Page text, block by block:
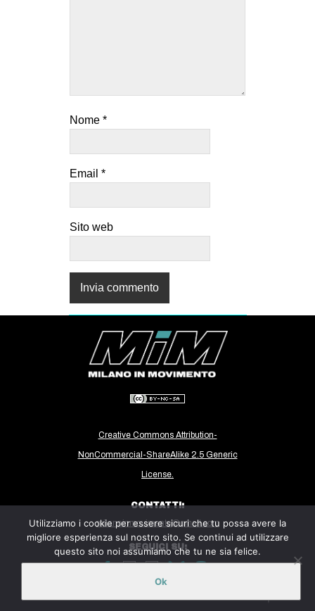
Nome *
Email *
Sito web
Creative Commons Attribution-
NonCommercial-ShareAlike 2.5 Generic
License.
CONTATTI:
milanoinmovimento@gmail.com
SEGUICI SU:
Utilizziamo i cookie per essere sicuri che tu possa avere la
migliore esperienza sul nostro sito. Se continui ad utilizzare
questo sito noi assumiamo che tu ne sia felice.
Ok